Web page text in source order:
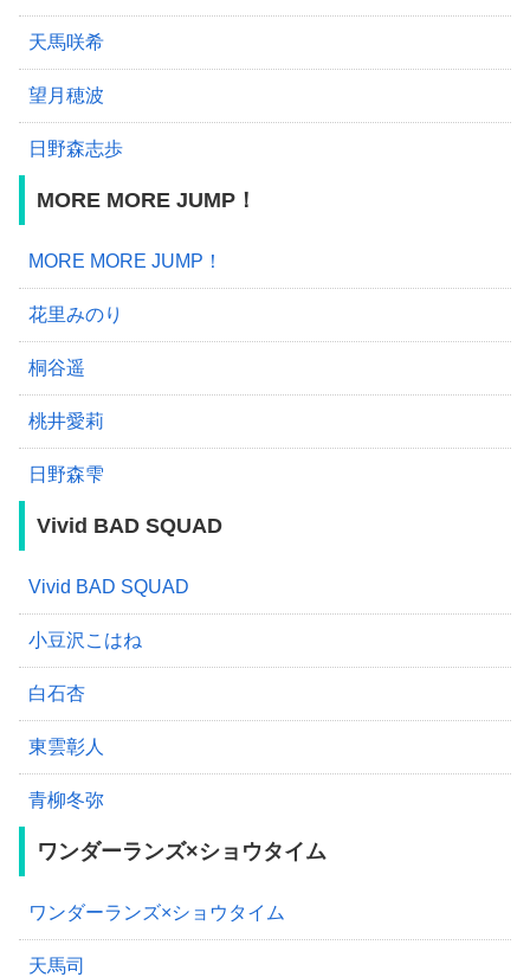
天馬咲希
望月穂波
日野森志歩
MORE MORE JUMP！
MORE MORE JUMP！
花里みのり
桐谷遥
桃井愛莉
日野森雫
Vivid BAD SQUAD
Vivid BAD SQUAD
小豆沢こはね
白石杏
東雲彰人
青柳冬弥
ワンダーランズ×ショウタイム
ワンダーランズ×ショウタイム
天馬司